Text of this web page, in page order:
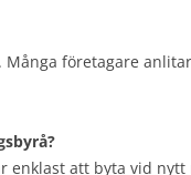
Många företagare
enklast att byta vid